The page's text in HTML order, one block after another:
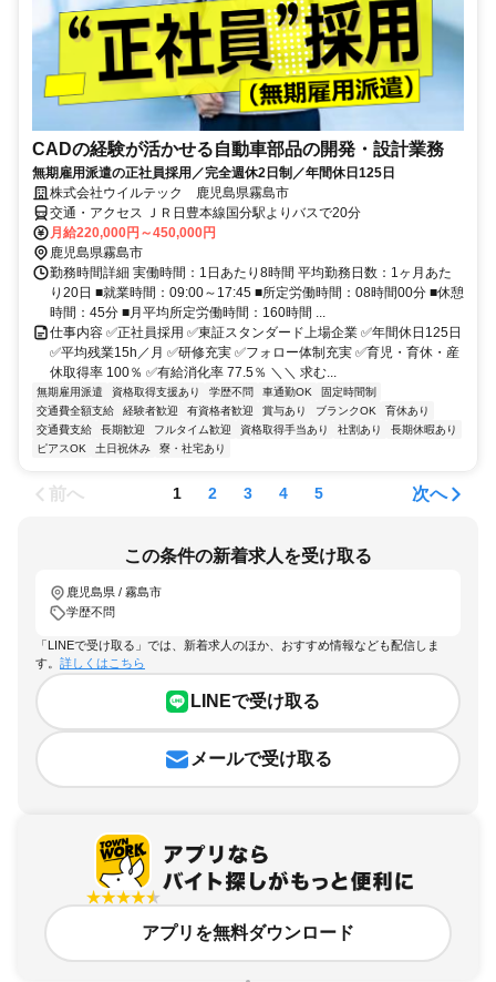
CADの経験が活かせる自動車部品の開発・設計業務
無期雇用派遣の正社員採用／完全週休2日制／年間休日125日
株式会社ウイルテック 鹿児島県霧島市
交通・アクセス ＪＲ日豊本線国分駅よりバスで20分
月給220,000円～450,000円
鹿児島県霧島市
勤務時間詳細 実働時間：1日あたり8時間 平均勤務日数：1ヶ月あた
り20日 ■就業時間：09:00～17:45 ■所定労働時間：08時間00分 ■休憩
時間：45分 ■月平均所定労働時間：160時間 ...
仕事内容 ✅正社員採用 ✅東証スタンダード上場企業 ✅年間休日125日
✅平均残業15h／月 ✅研修充実 ✅フォロー体制充実 ✅育児・育休・産
休取得率 100％ ✅有給消化率 77.5％ ＼＼ 求む...
無期雇用派遣 資格取得支援あり 学歴不問 車通勤OK
固定時間制
交通費全額支給
経験者歓迎 有資格者歓迎 賞与あり ブランクOK
育休あり
交通費支給
長期歓迎 フルタイム歓迎 資格取得手当あり 社割あり
長期休暇あり
ピアスOK
土日祝休み 寮・社宅あり
前へ 1 2 3 4 5 次へ
この条件の新着求人を受け取る
鹿児島県 / 霧島市
学歴不問
「LINEで受け取る」では、新着求人のほか、おすすめ情報なども配信しま
す。 詳しくはこちら
LINEで受け取る
メールで受け取る
アプリを無料ダウンロード